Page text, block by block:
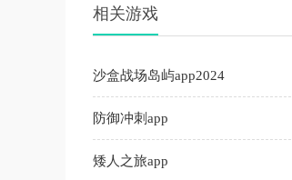
相关游戏
沙盒战场岛屿app2024
防御冲刺app
矮人之旅app